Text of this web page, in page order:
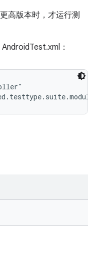
高版本时，才运行测
：